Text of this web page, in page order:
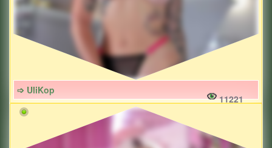
➩ UliKop
11221